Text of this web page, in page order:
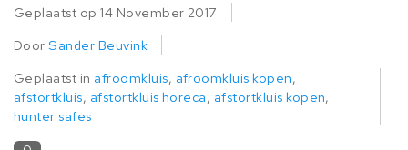
Geplaatst op14 November 2017
DoorSander Beuvink
Geplaatst in afroomkluis, afroomkluis kopen,
afstortkluis, afstortkluis horeca, afstortkluis kopen,
hunter safes